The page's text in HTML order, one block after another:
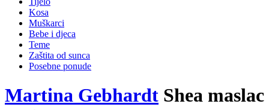
Kosa
Muškarci
Bebe i djeca
Teme
Zaštita od sunca
Posebne ponude
Martina Gebhardt Shea maslac